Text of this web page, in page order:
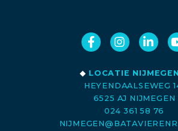
◆ LOCATIE NIJMEGEN
HEYENDAALSEWEG
6525 AJ NIJMEGEN
024 361 58 76